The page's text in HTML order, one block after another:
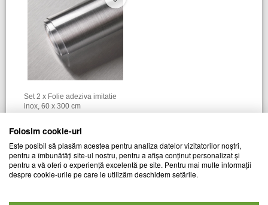
Set 2 x Folie adeziva imitatie
inox, 60 x 300 cm
21739 69 lei
Folosim cookie-uri
Este posibil să plasăm acestea pentru analiza datelor vizitatorilor noștri,
pentru a îmbunătăți site-ul nostru, pentru a afișa conținut personalizat și
pentru a vă oferi o experiență excelentă pe site. Pentru mai multe informații
despre cookie-urile pe care le utilizăm deschidem setările.